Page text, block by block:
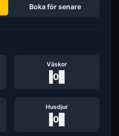
Boka för senare
Väskor
0
Husdjur
0